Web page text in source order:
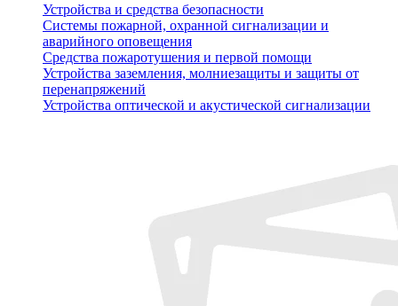
Устройства и средства безопасности
Системы пожарной, охранной сигнализации и
аварийного оповещения
Средства пожаротушения и первой помощи
Устройства заземления, молниезащиты и защиты от
перенапряжений
Устройства оптической и акустической сигнализации